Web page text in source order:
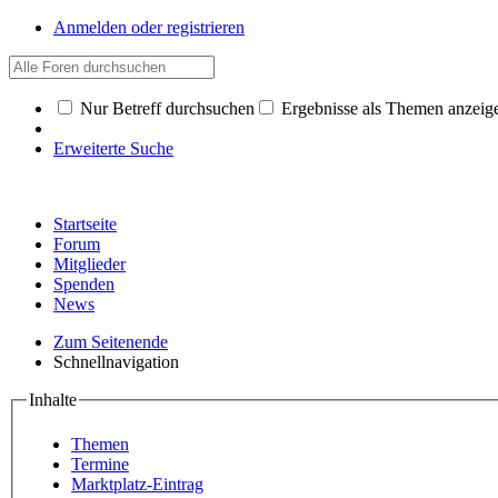
Anmelden oder registrieren
Nur Betreff durchsuchen Ergebnisse als Themen
Erweiterte Suche
Startseite
Forum
Mitglieder
Spenden
News
Zum Seitenende
Schnellnavigation
Inhalte
Themen
Termine
Marktplatz-Eintrag